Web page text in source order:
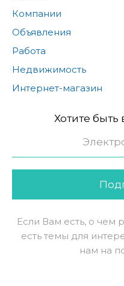
Компании
Объявления
Работа
Недвижимость
Интернет-магазин
Хотите быть
Если Вам есть, о чем
есть темы для
нам на